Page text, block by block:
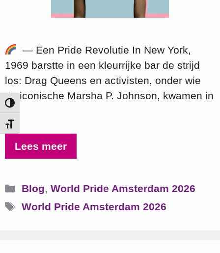
Keuze voor hoog contrast
Kies grootte van het lettertype
— Een Pride Revolutie In New York,
1969 barstte in een kleurrijke bar de strijd
los: Drag Queens en activisten, onder wie
de iconische Marsha P. Johnson, kwamen in
…
Lees meer
Categorieën
Blog, World Pride Amsterdam 2026
Tags
World Pride Amsterdam 2026